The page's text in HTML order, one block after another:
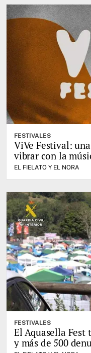
FESTIVALES
ViVe Festival:
vibrar con la
EL FIELATO Y EL NORA
FESTIVALES
El Aquasella
y más de 500